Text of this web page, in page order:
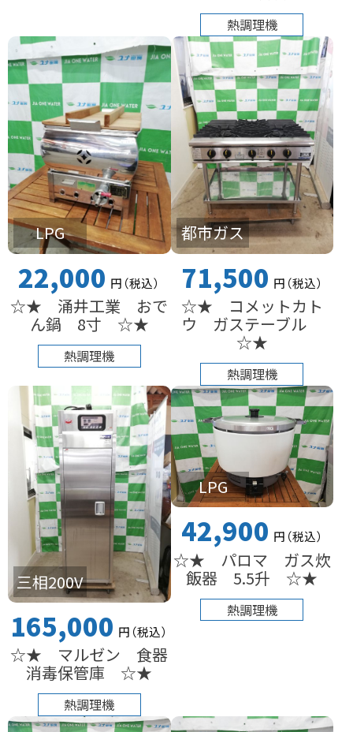
熱調理機
LPG
22,000 円（税込）
☆★ 涌井工業 おで
ん鍋 8寸 ☆★
熱調理機
都市ガス
71,500 円（税込）
☆★ コメットカト
ウ ガステーブル
☆★
熱調理機
三相200V
165,000 円（税込）
☆★ マルゼン 食器
消毒保管庫 ☆★
熱調理機
LPG
42,900 円（税込）
☆★ パロマ ガス炊
飯器 5.5升 ☆★
熱調理機